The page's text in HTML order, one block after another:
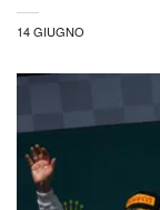
14 GIUGNO